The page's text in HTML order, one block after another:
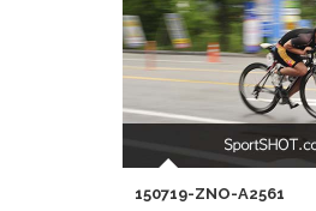
150719-ZNO-A2561